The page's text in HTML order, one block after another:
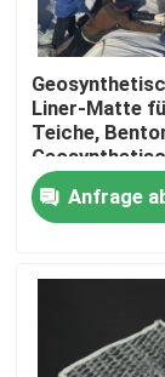
Startseite
Videos
Liner-Matte
Teiche,
Matte für
Anfrage